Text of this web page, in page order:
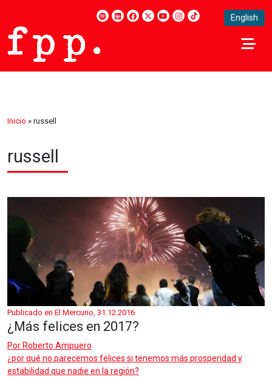
English
Inicio » russell
russell
Publicado en El Mercurio, 31.12.2016
¿Más felices en 2017?
Por Roberto Ampuero
¿por qué no parecemos felices si tenemos más prosperidad y
estabilidad que nadie en la región?